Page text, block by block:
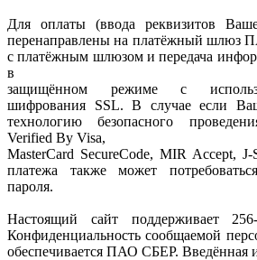
Для оплаты (ввода реквизитов
перенаправлены на платёжный шлюз
с платёжным шлюзом и передача
в
защищённом режиме с
шифрования SSL. В случае если
технологию безопасного
Verified By Visa,
MasterCard SecureCode, MIR Accept, J-
платежа также может
пароля.
Настоящий сайт поддерживает
Конфиденциальность сообщаемой
обеспечивается ПАО СБЕР. Введённая